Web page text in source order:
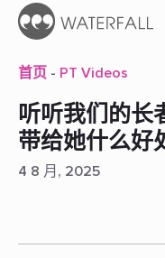
首页 - PT Videos
听听我们的长
带给她什么好
4 8 月, 2025